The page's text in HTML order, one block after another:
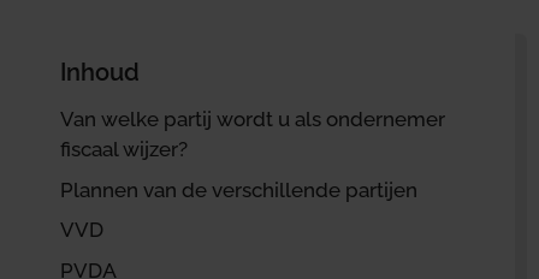
Inhoud
Van welke partij wordt u als ondernemer
fiscaal wijzer?
Plannen van de verschillende partijen
VVD
PVDA